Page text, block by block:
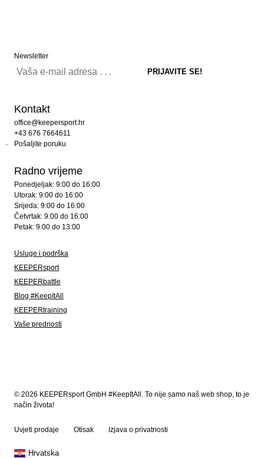
Newsletter
Kontakt
office@keepersport.hr
+43 676 7664611
Pošaljite poruku
Radno vrijeme
Ponedjeljak: 9:00 do 16:00
Utorak: 9:00 do 16:00
Srijeda: 9:00 do 16:00
Četvrtak: 9:00 do 16:00
Petak: 9:00 do 13:00
Usluge i podrška
KEEPERsport
KEEPERbattle
Blog #KeepItAll
KEEPERtraining
Vaše prednosti
© 2026 KEEPERsport GmbH #KeepItAll. To nije samo naš web shop, to je
način života!
Uvjeti prodaje Otisak Izjava o privatnosti
Hrvatska